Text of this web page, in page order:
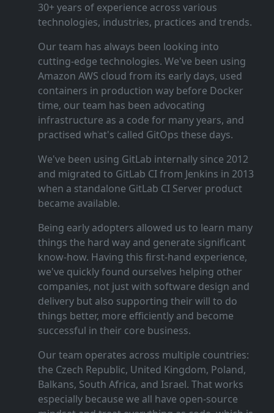
30+ years of experience across various
technologies, industries, practices and trends.
Our team has always been looking into
cutting‑edge technologies. We've been using
Amazon AWS cloud from its early days, used
containers in production way before Docker
time, our team has been advocating
infrastructure as a code for many years, and
practised what's called GitOps these days.
We've been using GitLab internally since 2012
and migrated to GitLab CI from Jenkins in 2013
when a standalone GitLab CI Server product
became available.
Being early adopters allowed us to learn many
things the hard way and generate significant
know‑how. Having this first‑hand experience,
we've quickly found ourselves helping other
companies, not just with software design and
delivery but also supporting their will to do
things better, more efficiently and become
successful in their core business.
Our team operates across multiple countries:
the Czech Republic, United Kingdom, Poland,
Balkans, South Africa, and Israel. That works
especially because we all have open‑source